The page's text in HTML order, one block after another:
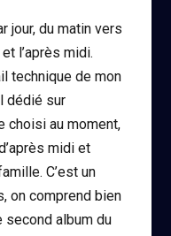
jour, du matin vers
l’après midi.
technique de mon
dédié sur
choisi au moment,
midi et
C’est un
on comprend bien
second album du